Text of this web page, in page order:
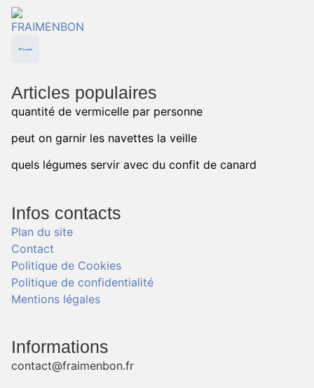
Articles populaires
quantité de vermicelle par personne
peut on garnir les navettes la veille
quels légumes servir avec du confit de canard
Infos contacts
Plan du site
Contact
Politique de Cookies
Politique de confidentialité
Mentions légales
Informations
contact@fraimenbon.fr